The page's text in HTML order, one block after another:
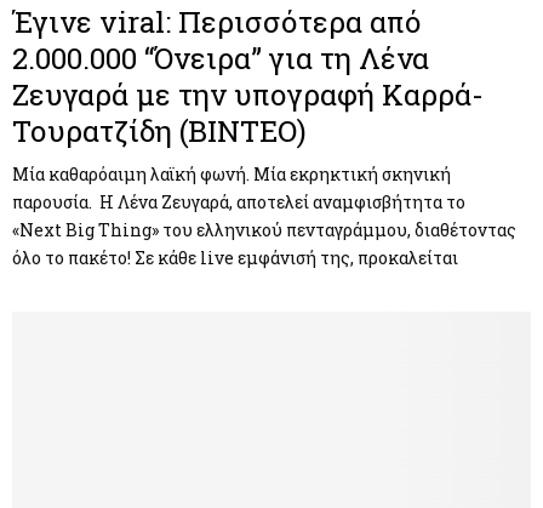
Έγινε viral: Περισσότερα από
2.000.000 “Όνειρα” για τη Λένα
Ζευγαρά με την υπογραφή Καρρά-
Τουρατζίδη (ΒΙΝΤΕΟ)
Μία καθαρόαιμη λαϊκή φωνή. Μία εκρηκτική σκηνική
παρουσία. Η Λένα Ζευγαρά, αποτελεί αναμφισβήτητα το
«Next Big Thing» του ελληνικού πενταγράμμου, διαθέτοντας
όλο το πακέτο! Σε κάθε live εμφάνισή της, προκαλείται